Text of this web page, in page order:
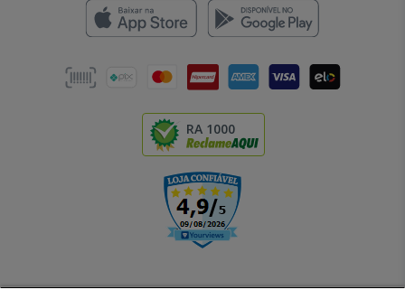
RA 1000